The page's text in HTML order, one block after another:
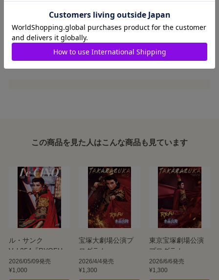
違いの無いようにお買い求めください。
詳しくは〈電子書籍のご利用方法について〉
この商品を見た人はこんな商品も見ています
ル・サンク
Vol.254『RYOFU』
『水晶宮殿』＜月
組＞
2026/05/09発売
¥1,000
宝塚大劇場公演プ
ログラム
『RYOFU』『水晶
宮殿』＜月組＞
2026/4/4発売
¥1,300
東京宝塚劇場公演
プログラム
『RYOFU』『水晶
宮殿』＜月組＞
2026/6/6発売
¥1,300